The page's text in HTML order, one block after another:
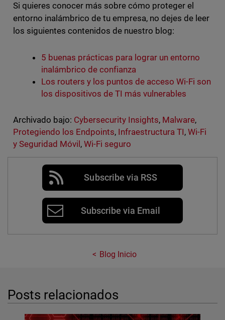
Si quieres conocer más sobre cómo proteger el
entorno inalámbrico de tu empresa, no dejes de leer
los siguientes contenidos de nuestro blog:
5 buenas prácticas para lograr un entorno
inalámbrico de confianza
Los routers y los puntos de acceso Wi-Fi son
los dispositivos de TI más vulnerables
Archivado bajo: Cybersecurity Insights, Malware,
Protegiendo los Endpoints, Infraestructura TI,Wi-Fi
y Seguridad Móvil , Wi-Fi seguro
Subscribe via RSS
Subscribe via Email
Blog Inicio
Posts relacionados